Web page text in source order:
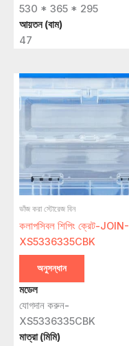
530 * 365 * 295
আয়তন (বাম)
47
ভাঁজ করা স্টোরেজ বিন
কলাপসিবল শিপিং ক্রেট-JOIN-
XS5336335CBK
অনুসন্ধান
মডেল
যোগদান করুন-
XS5336335CBK
মাত্রা (মিমি)